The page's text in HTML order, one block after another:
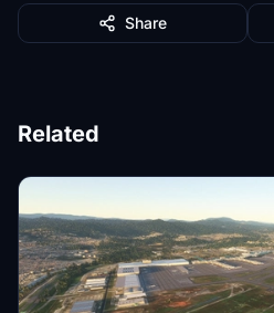
Share
Related